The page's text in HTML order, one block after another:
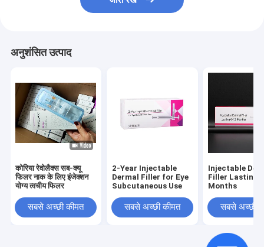
अनुशंसित उत्पाद
कोरिया रेवोलैक्स सब-क्यू
फिलर नाक के लिए इंजेक्शन
योग्य त्वचीय फिलर
सबसे अच्छी कीमत
2-Year Injectable
Dermal Filler for Eye
Subcutaneous Use
सबसे अच्छी कीमत
Injectable
Filler Lasting
Months
सबसे अच्छी